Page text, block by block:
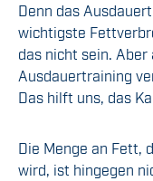
Denn das
wichtigste
das nicht sein. Aber
Ausdauertraining
Das hilft uns, das
Die Menge an Fett,
wird, ist hingegen